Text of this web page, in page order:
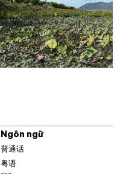
Ngôn ngữ
普通话
粤语